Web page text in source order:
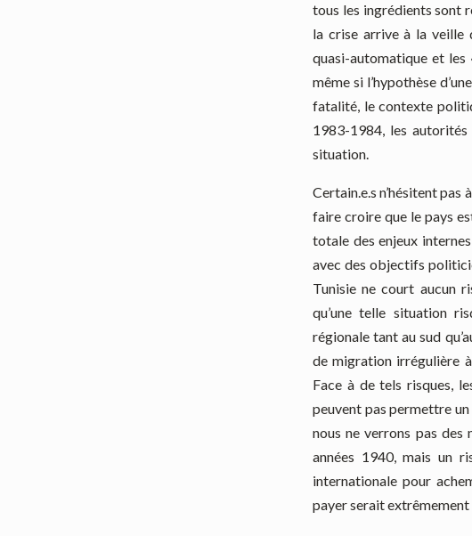
tous les ingrédients sont
la crise arrive à la veille
quasi-automatique et les
même si l’hypothèse
fatalité, le contexte
1983-1984, les
situation.
Certain.e.s n’hésitent
faire croire que le pays
totale des enjeux
avec des objectifs
Tunisie ne court aucun
qu’une telle situation
régionale tant au sud
de migration irrégulière
Face à de tels risques,
peuvent pas permettre
nous ne verrons pas des
années 1940, mais un
internationale pour
payer serait extrêmement